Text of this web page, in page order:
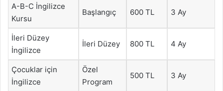
A-B-C İngilizce
Kursu
Başlangıç 600 TL 3 Ay
İleri Düzey
İngilizce
İleri Düzey 800 TL 4 Ay
Çocuklar için
İngilizce
Özel
Program
500 TL 3 Ay